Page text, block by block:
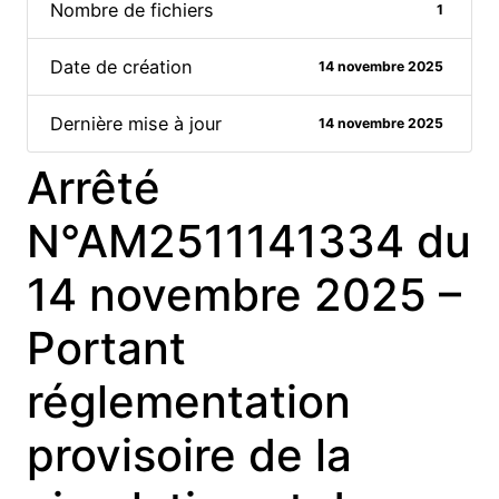
Nombre de fichiers 1
Date de création 14 novembre 2025
Dernière mise à jour 14 novembre 2025
Arrêté
N°AM2511141334 du
14 novembre 2025 –
Portant
réglementation
provisoire de la